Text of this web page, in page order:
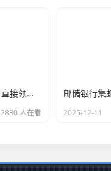
高德地图写评价，直接领取15元话费
2830 人在看 2025-12-11